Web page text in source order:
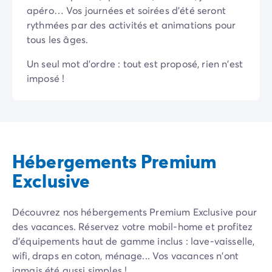
Mobil-homes pour les grandes familles/mobil-homes-
Mobil-homes by Roan/locations-by-roan
Tentes lodges/tente-safari-hebergement-atypique
Vivez l'expérience
Qui est Homair ?
Homair en vidéo
Les nouveautés 2026
Soirée DJ NRJ
Services et infos pratiques
Des correspondants à votre écoute
Des services à la carte
Nos formules de restauration
apéro… Vos journées et soirées d’été seront
rythmées par des activités et animations pour
tous les âges.
Un seul mot d'ordre : tout est proposé, rien n'est
imposé !
Hébergements Premium
Exclusive
Découvrez nos hébergements Premium Exclusive pour
des vacances. Réservez votre mobil-home et profitez
d'équipements haut de gamme inclus : lave-vaisselle,
wifi, draps en coton, ménage... Vos vacances n'ont